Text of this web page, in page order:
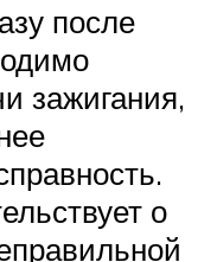
после
зажигания,
о